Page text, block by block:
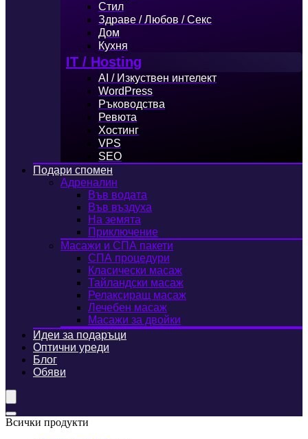
Стил
Здраве / Любов / Секс
Дом
Кухня
IT / Hosting
AI / Изкуствен интелект
WordPress
Ръководства
Ревюта
Хостинг
VPS
SEO
Подари спомен
Адреналин
Във водата
Във въздуха
На земята
Приключение
Масажи и СПА пакети
СПА процедури
Класически масаж
Тайландски масаж
Релаксиращ масаж
Лечебен масаж
Масажи за двойки
Идеи за подаръци
Оптични уреди
Блог
Обяви
Всички продукти